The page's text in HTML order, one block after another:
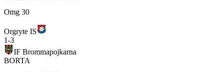
Omg 30
Orgryte IS
1-3
IF Brommapojkarna
BORTA